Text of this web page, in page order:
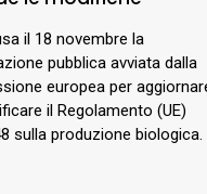
il 18 novembre la
pubblica avviata dalla
europea per
il Regolamento (UE)
sulla produzione biologica.